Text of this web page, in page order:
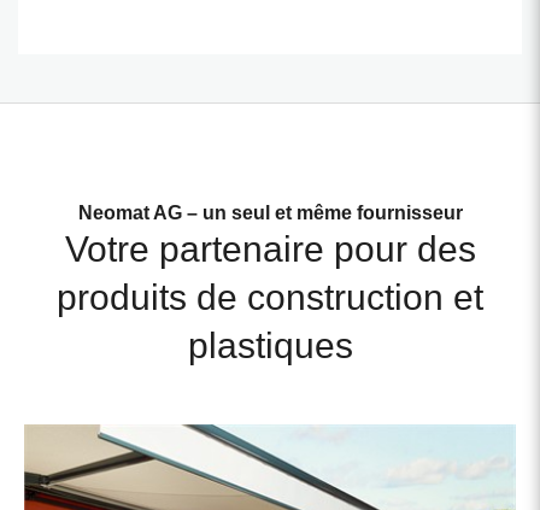
Neomat AG – un seul et même fournisseur
Votre partenaire pour des
produits de construction et
plastiques